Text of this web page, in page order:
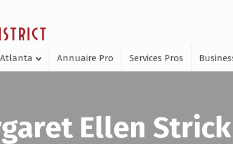
Annuaire Pro Services Pros
Ellen